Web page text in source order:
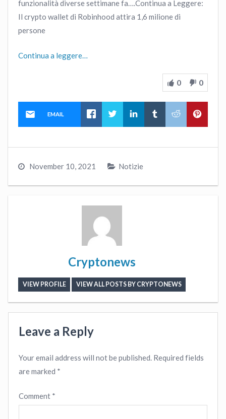
funzionalità diverse settimane fa….Continua a Leggere:
Il crypto wallet di Robinhood attira 1,6 milione di
persone
Continua a leggere…
0 0
EMAIL
November 10, 2021 Notizie
Cryptonews
VIEW PROFILE VIEW ALL POSTS BY CRYPTONEWS
Leave a Reply
Your email address will not be published. Required fields
are marked *
Comment *